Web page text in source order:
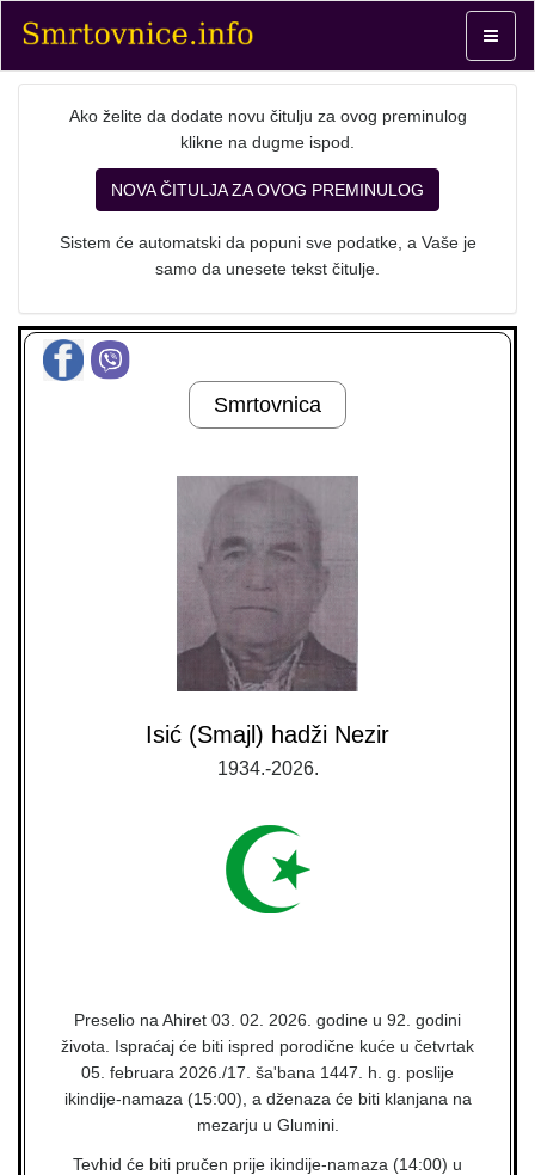
Toggle
Ako želite da dodate novu čitulju za ovog preminulog
klikne na dugme ispod.
NOVA ČITULJA ZA OVOG PREMINULOG
Sistem će automatski da popuni sve podatke, a Vaše je
samo da unesete tekst čitulje.
Smrtovnica
Isić (Smajl) hadži Nezir
1934.-2026.
Preselio na Ahiret 03. 02. 2026. godine u 92. godini
života. Ispraćaj će biti ispred porodične kuće u četvrtak
05. februara 2026./17. ša'bana 1447. h. g. poslije
ikindije-namaza (15:00), a dženaza će biti klanjana na
mezarju u Glumini.
Tevhid će biti pručen prije ikindije-namaza (14:00) u